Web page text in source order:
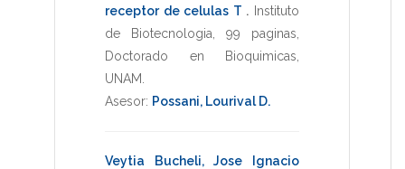
receptor de celulas T . Instituto
de Biotecnologia
99 paginas
Doctorado en Bioquimicas
UNAM
Asesor: Possani, Lourival D.
Veytia Bucheli, Jose Ignacio